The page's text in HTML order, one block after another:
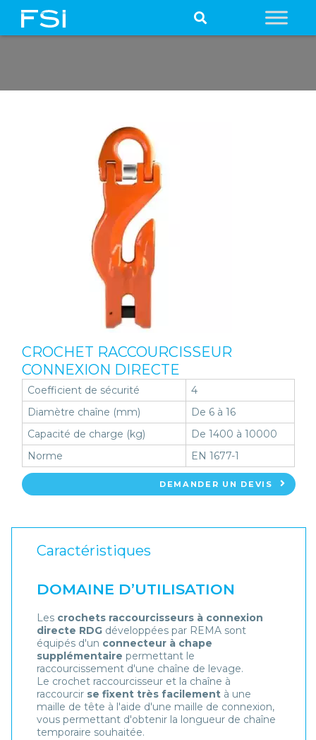
CROCHET RACCOURCISSEUR
CONNEXION DIRECTE
Coefficient de sécurité
4
Diamètre chaîne (mm)
De 6 à 16
Capacité de charge (kg)
De 1400 à 10000
Norme
EN 1677-1
DEMANDER UN DEVIS
Caractéristiques
DOMAINE D’UTILISATION
Les crochets raccourcisseurs à connexion
directe RDG développées par REMA sont
équipés d'un connecteur à chape
supplémentaire permettant le
raccourcissement d'une chaîne de levage.
Le crochet raccourcisseur et la chaîne à
raccourcir se fixent très facilement à une
maille de tête à l'aide d'une maille de connexion,
vous permettant d'obtenir la longueur de chaîne
temporaire souhaitée.